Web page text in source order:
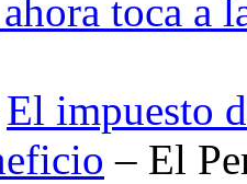
toca a
El impuesto
– El